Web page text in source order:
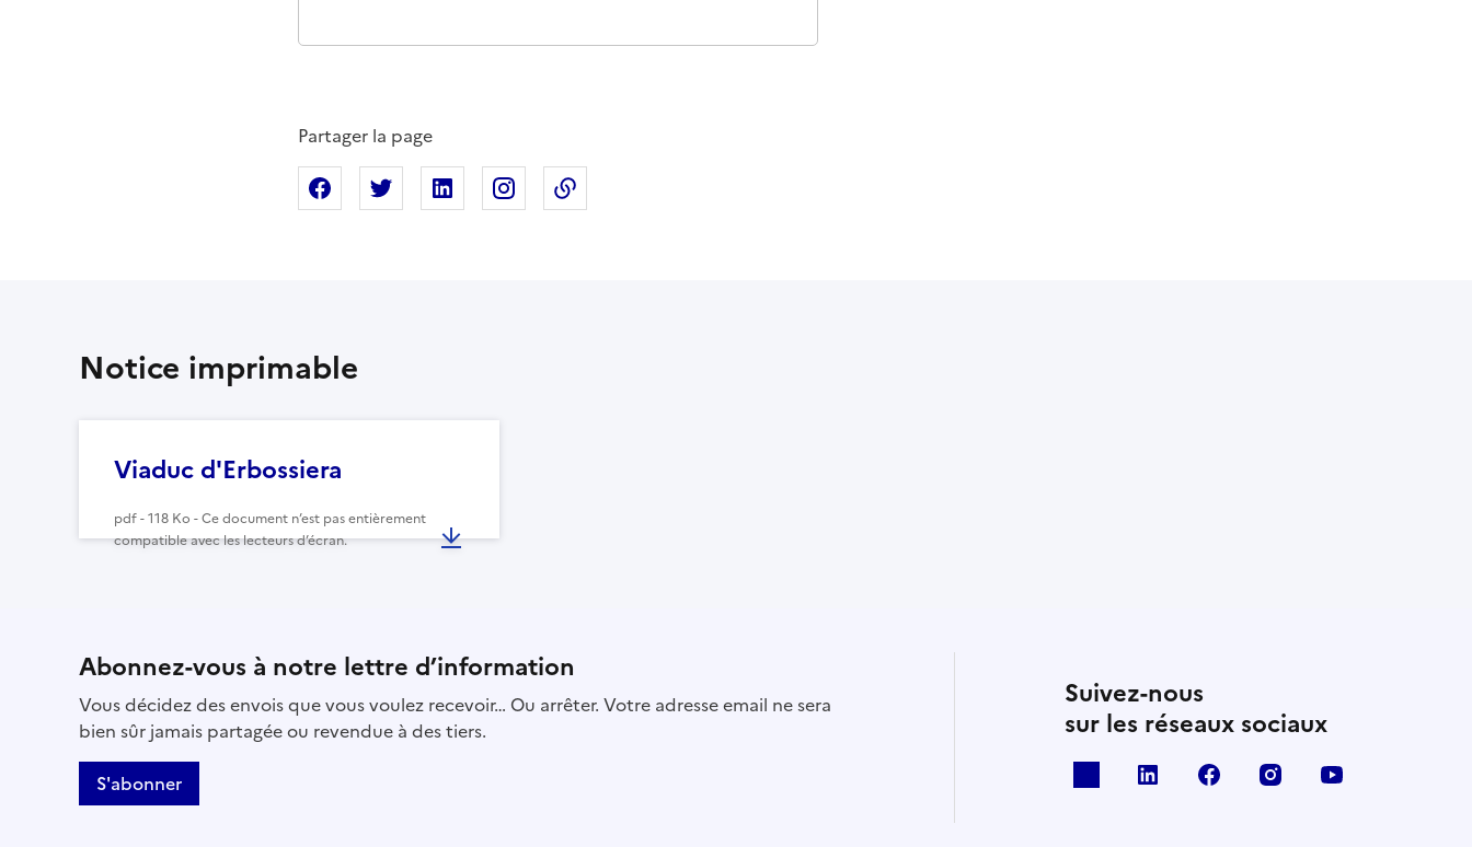
Partager la page
Partager sur Facebook
Partager sur XPartager sur Linkedin
Partager sur Instagram
Notice imprimable
Viaduc d'Erbossiera
pdf - 118 Ko - Ce document n’est pas entièrement
compatible avec les lecteurs d’écran.
Abonnez-vous à notre lettre d’information
Vous décidez des envois que vous voulez recevoir… Ou arrêter. Votre adresse email ne sera
bien sûr jamais partagée ou revendue à des tiers.
S'abonner
Suivez-nous
sur les réseaux sociaux
linkedin facebook instagram